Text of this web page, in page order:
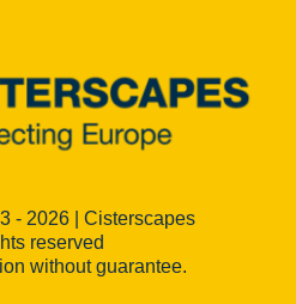
- 2026 | Cisterscapes
reserved
without guarantee.